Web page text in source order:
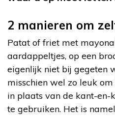
2 manieren om
Patat of friet met
aardappeltjes, op een
eigenlijk niet bij gegeten
misschien wel zo leuk
in plaats van de kant-
te gebruiken. Het is